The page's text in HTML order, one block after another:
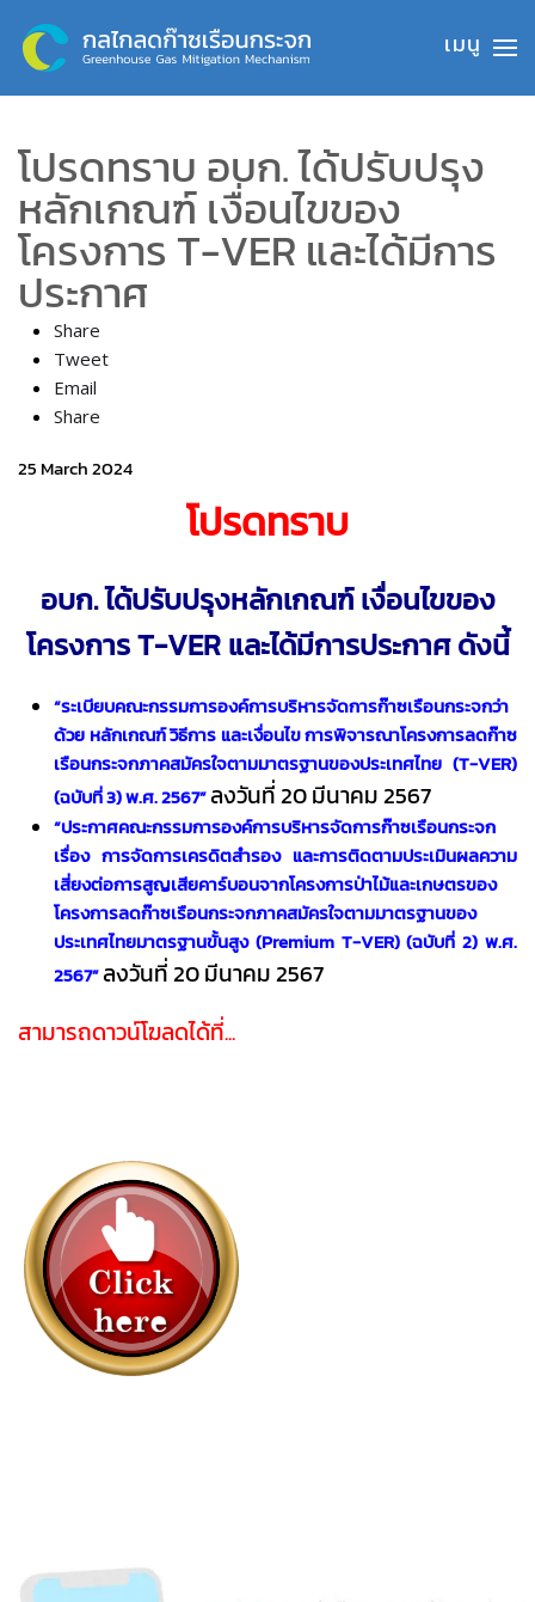
Skip to main content
โปรดทราบ อบก. ได้ปรับปรุง
หลักเกณฑ์ เงื่อนไขของ
โครงการ T-VER และได้มีการ
ประกาศ
Share
Tweet
Email
Share
25 March 2024
โปรดทราบ
อบก. ได้ปรับปรุงหลักเกณฑ์ เงื่อนไขของ
โครงการ T-VER และได้มีการประกาศ ดังนี้
“ระเบียบคณะกรรมการองค์การบริหารจัดการก๊าซเรือนกระจกว่า
ด้วย หลักเกณฑ์ วิธีการ และเงื่อนไข การพิจารณาโครงการลดก๊าซ
เรือนกระจกภาคสมัครใจตามมาตรฐานของประเทศไทย (T-VER)
(ฉบับที่ 3) พ.ศ. 2567”ลงวันที่ 20 มีนาคม 2567
“ประกาศคณะกรรมการองค์การบริหารจัดการก๊าซเรือนกระจก
เรื่อง การจัดการเครดิตสำรอง และการติดตามประเมินผลความ
เสี่ยงต่อการสูญเสียคาร์บอนจากโครงการป่าไม้และเกษตรของ
โครงการลดก๊าซเรือนกระจกภาคสมัครใจตามมาตรฐานของ
ประเทศไทยมาตรฐานขั้นสูง (Premium T-VER) (ฉบับที่ 2) พ.ศ.
2567”ลงวันที่ 20 มีนาคม 2567
สามารถดาวน์โฆลดได้ที่...